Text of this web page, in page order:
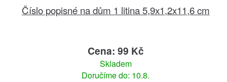
Číslo popisné na dům 1 litina 5,9x1,2x11,6 cm
Cena: 99 Kč
Skladem
Doručíme do: 10.8.